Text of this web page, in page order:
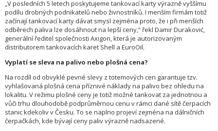
„V posledních 5 letech poskytujeme tankovací karty výrazně vyššímu
podílu drobných podnikatelů nebo živnostníků. I menším firmám totiž
začínají tankovací karty dávat smysl zejména proto, že i při menších
odběrech paliva lze dosáhnout na lepší ceny,“ řekl Damir Duraković,
generální ředitel společnosti Axigon, která je autorizovaným
distributorem tankovacích karet Shell a EuroOil.
Vyplatí se sleva na palivo nebo plošná cena?
Na rozdíl od obvyklé pevné slevy z totemových cen garantuje tzv.
vyhlašovaná plošná cena příznivé náklady na palivo bez ohledu na
lokalitu. V režimu plošné ceny je totiž možné tankovat za jednotnou a
vůči trhu dlouhodobě podprůměrnou cenu v rámci dané sítě čerpacích
stanic kdekoliv v Česku. To se naplno projeví zejména na dálničních
čerpačkách, kde bývají ceny paliv výrazně nadsazené.